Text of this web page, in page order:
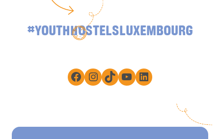
#YOUTHHOSTELSLUXEMBOURG
Facebook
Instagram
TikTokYouTube
LinkedIn